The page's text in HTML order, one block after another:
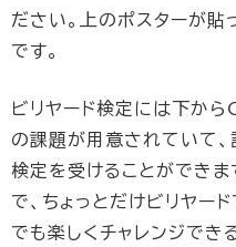
ださい。上のポスターが
です。
ビリヤード検定には下から
の課題が用意されていて
検定を受けることができ
で、ちょっとだけビリヤー
でも楽しくチャレンジでき